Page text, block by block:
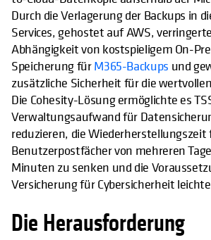
Durch die Verlagerung der Backups in
Services, gehostet auf AWS,
Abhängigkeit von kostspieligem On-
Speicherung fürM365-Backups und
zusätzliche Sicherheit für die
Die Cohesity-Lösung ermöglichte es
Verwaltungsaufwand für
reduzieren, die Wiederherstellungszeit
Benutzerpostfächer von mehreren
Minuten zu senken und die
Versicherung für Cybersicherheit
Die Herausforderung